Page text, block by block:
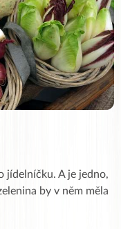
jídelníčku. A je jedno,
by v něm měla